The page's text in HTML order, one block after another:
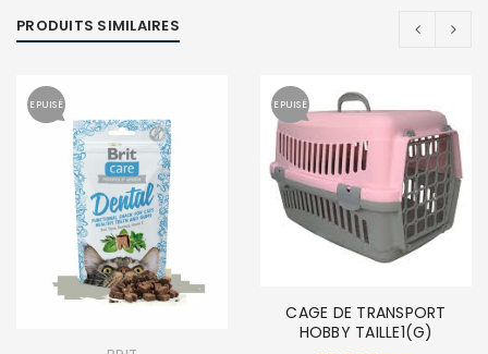
PRODUITS SIMILAIRES
EPUISÉ EPUISÉ
CAGE DE TRANSPORT
HOBBY TAILLE1(G)